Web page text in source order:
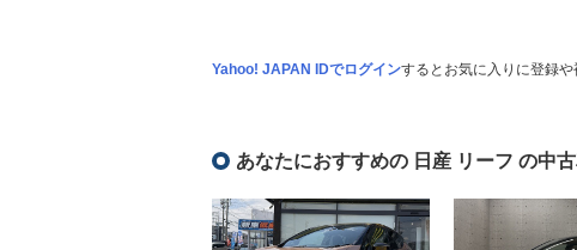
Yahoo! JAPAN IDでログインするとお気に入りに登録や
あなたにおすすめの 日産 リーフ の中